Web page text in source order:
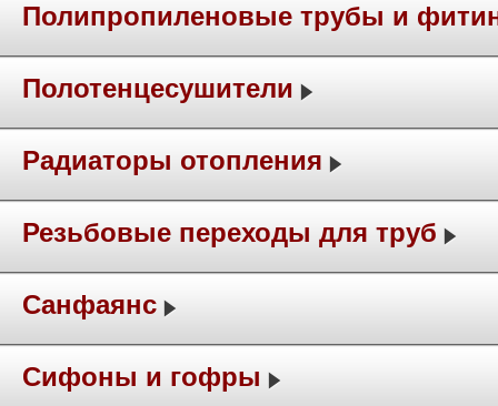
Полипропиленовые трубы и
Полотенцесушители
Радиаторы отопления
Резьбовые переходы для труб
Санфаянс
Сифоны и гофры